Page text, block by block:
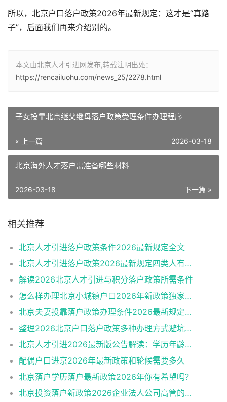
所以，北京户口落户政策2026年最新规定：这才是“真路
子”，后面我们再来介绍别的。
本文由北京人才引进网发布,转载注明出处：
https://rencailuohu.com/news_25/2278.html
子女投靠北京继父继母落户政策受理条件办理程序
« 上一篇 2026-03-18
北京海外人才落户需准备哪些材料
下一篇 »
2026-03-18
相关推荐
北京人才引进落户政策条件2026最新规定全文
北京人才引进落户政策2026最新规定四类人有资格
解读2026北京人才引进与积分落户政策所需条件
怎么样办理北京小城镇户口2026年新政策独家解读
北京夫妻投靠落户政策办理条件2026最新规定消息
整理2026北京户口落户政策多种办理方式避坑指南
北京人才引进2026最新版公告解读：学历年龄是门槛
配偶户口进京2026年最新政策和轮候需要多久
北京落户学历落户最新政策2026年你有希望吗？
北京投资落户新政策2026企业法人公司高管的福音